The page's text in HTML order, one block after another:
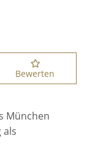
Bewerten
München
als